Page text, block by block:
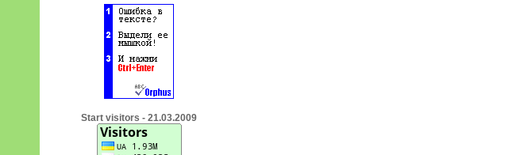
Start visitors - 21.03.2009